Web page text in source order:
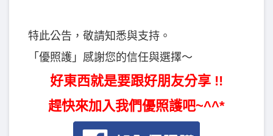
特此公告，敬請知悉與支持。
「優照護」感謝您的信任與選擇～
好東西就是要跟好朋友分享 !!
趕快來加入我們優照護吧~^^*